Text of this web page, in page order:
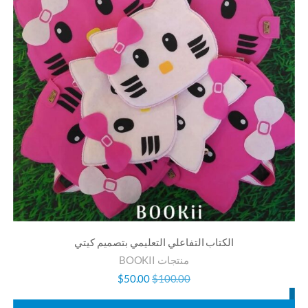
الكتاب التفاعلي التعليمي بتصميم كيتي
منتجات BOOKII
$100.00
السعر
الأصلي
$50.00 السعر
الحالي